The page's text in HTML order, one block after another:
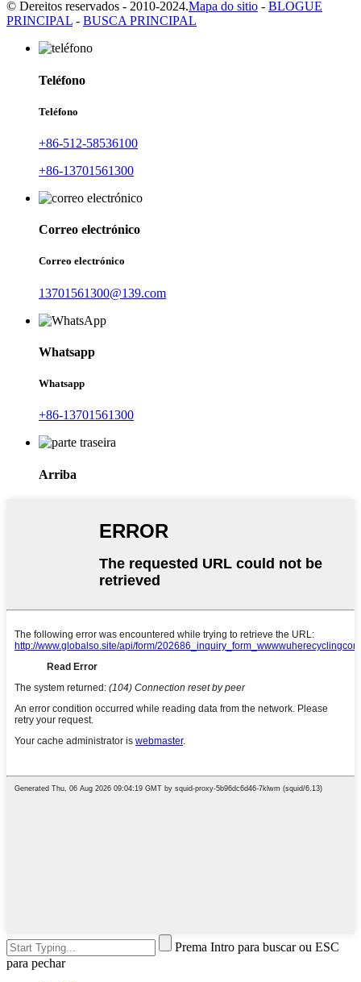
© Dereitos reservados - 2010-2024.Mapa do sitio - BLOGUE
PRINCIPAL - BUSCA PRINCIPAL
Teléfono
Teléfono
+86-512-58536100
+86-13701561300
Correo electrónico
Correo electrónico
13701561300@139.com
Whatsapp
Whatsapp
+86-13701561300
Arriba
Prema Intro para buscar ou ESC
para pechar